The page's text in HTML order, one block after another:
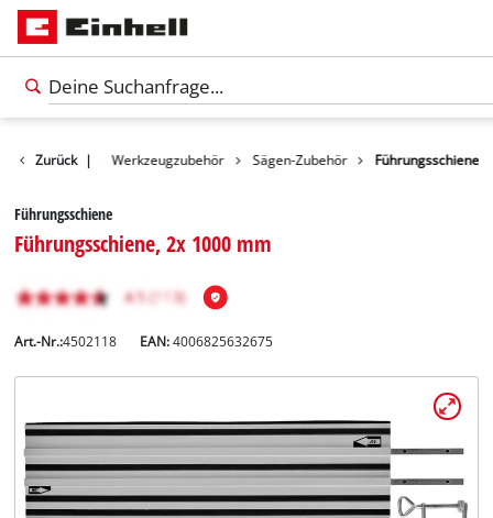
Deutsch
DEDeutsch
Zurück |
Zubehör Werkzeugzubehör Sägen-Zubehör Führungsschiene
Führungsschiene
Führungsschiene, 2x 1000 mm
Art.-Nr.:4502118 EAN:4006825632675